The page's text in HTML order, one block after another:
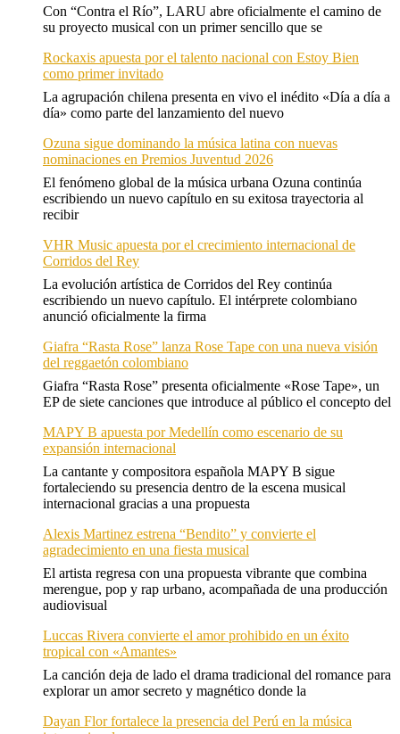
Con “Contra el Río”, LARU abre oficialmente el camino de
su proyecto musical con un primer sencillo que se
Rockaxis apuesta por el talento nacional con Estoy Bien
como primer invitado
La agrupación chilena presenta en vivo el inédito «Día a día a
día» como parte del lanzamiento del nuevo
Ozuna sigue dominando la música latina con nuevas
nominaciones en Premios Juventud 2026
El fenómeno global de la música urbana Ozuna continúa
escribiendo un nuevo capítulo en su exitosa trayectoria al
recibir
VHR Music apuesta por el crecimiento internacional de
Corridos del Rey
La evolución artística de Corridos del Rey continúa
escribiendo un nuevo capítulo. El intérprete colombiano
anunció oficialmente la firma
Giafra “Rasta Rose” lanza Rose Tape con una nueva visión
del reggaetón colombiano
Giafra “Rasta Rose” presenta oficialmente «Rose Tape», un
EP de siete canciones que introduce al público el concepto del
MAPY B apuesta por Medellín como escenario de su
expansión internacional
La cantante y compositora española MAPY B sigue
fortaleciendo su presencia dentro de la escena musical
internacional gracias a una propuesta
Alexis Martinez estrena “Bendito” y convierte el
agradecimiento en una fiesta musical
El artista regresa con una propuesta vibrante que combina
merengue, pop y rap urbano, acompañada de una producción
audiovisual
Luccas Rivera convierte el amor prohibido en un éxito
tropical con «Amantes»
La canción deja de lado el drama tradicional del romance para
explorar un amor secreto y magnético donde la
Dayan Flor fortalece la presencia del Perú en la música